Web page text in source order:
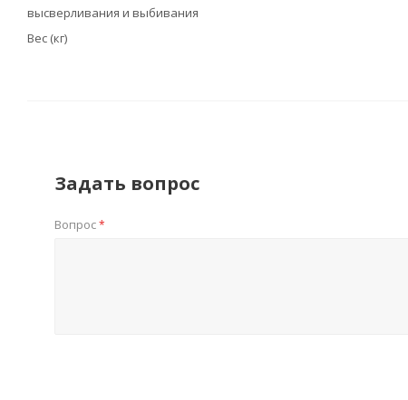
высверливания и выбивания
Вес (кг)
Задать вопрос
Вопрос*